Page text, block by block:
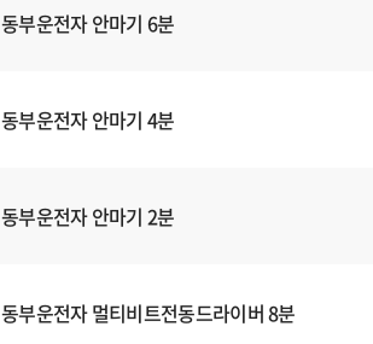
동부운전자 안마기 6분
동부운전자 안마기 4분
동부운전자 안마기 2분
동부운전자 멀티비트전동드라이버 8분